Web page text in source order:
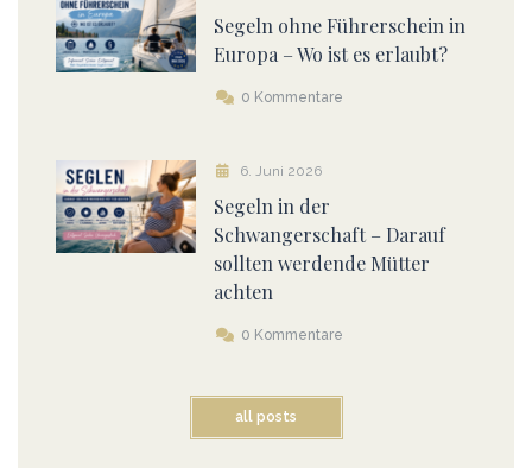
Segeln ohne Führerschein in
Europa – Wo ist es erlaubt?
0 Kommentare
6. Juni 2026
Segeln in der
Schwangerschaft – Darauf
sollten werdende Mütter
achten
0 Kommentare
all posts